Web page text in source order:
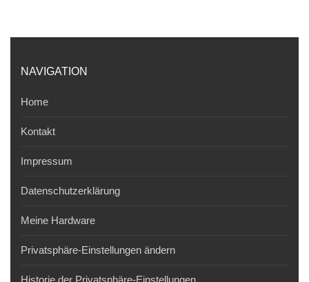
NAVIGATION
Home
Kontakt
Impressum
Datenschutzerklärung
Meine Hardware
Privatsphäre-Einstellungen ändern